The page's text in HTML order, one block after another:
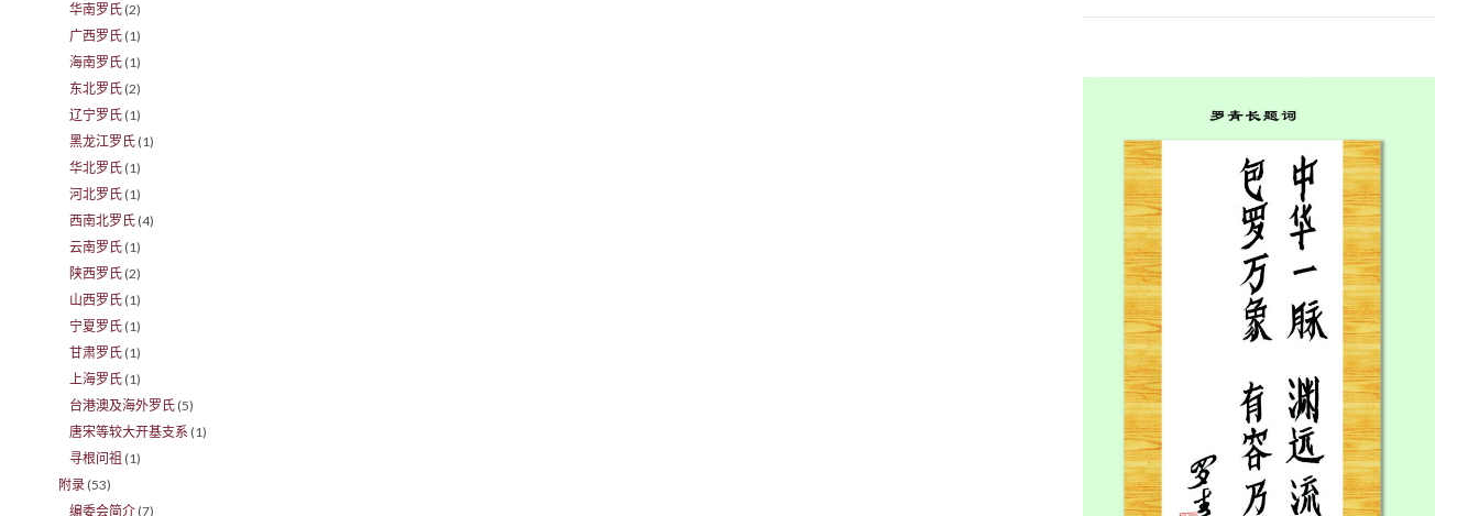
华南罗氏 (2)
广西罗氏 (1)
海南罗氏 (1)
东北罗氏 (2)
辽宁罗氏 (1)
黑龙江罗氏 (1)
华北罗氏 (1)
河北罗氏 (1)
西南北罗氏 (4)
云南罗氏 (1)
陕西罗氏 (2)
山西罗氏 (1)
宁夏罗氏 (1)
甘肃罗氏 (1)
上海罗氏 (1)
台港澳及海外罗氏 (5)
唐宋等较大开基支系 (1)
寻根问祖 (1)
附录 (53)
编委会简介 (7)